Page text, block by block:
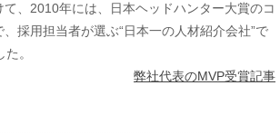
、2010年には、日本ヘッドハンター大賞のコ
採用担当者が選ぶ“日本一の人材紹介会社”で
。
弊社代表のMVP受賞記事